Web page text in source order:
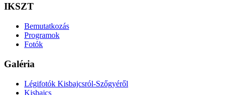
IKSZT
Bemutatkozás
Programok
Fotók
Galéria
Légifotók Kisbajcsról-Szőgyéről
Kisbajcs